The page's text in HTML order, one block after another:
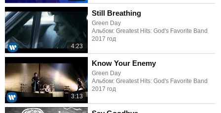
4:23
Still Breathing
Green Day
Альбом: Greatest Hits: God's Favorite Band
2017 год
3:13
Know Your Enemy
Green Day
Альбом: Greatest Hits: God's Favorite Band
2017 год